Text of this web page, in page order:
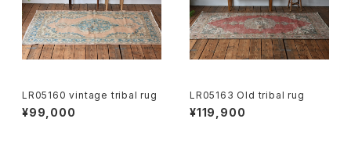
LR05160 vintage tribal rug
¥99,000
LR05163 Old tribal rug
¥119,900